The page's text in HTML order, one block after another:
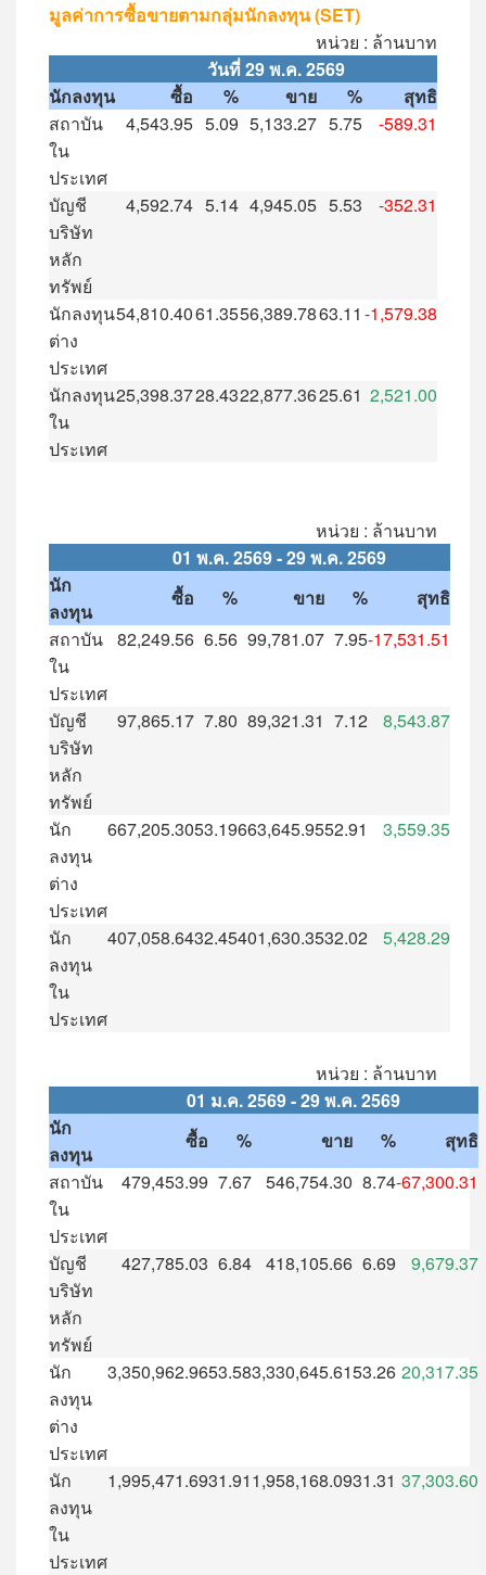
มูลค่าการซื้อขายตามกลุ่มนักลงทุน (SET)
หน่วย : ล้านบาท
วันที่29พ.ค. 2569
นักลงทุน
ซื้อ % ขาย %
สุทธิ
สถาบัน
ใน
ประเทศ
4,543.95 5.09 5,133.27 5.75 -589.31
บัญชี
บริษัท
หลัก
ทรัพย์
4,592.74 5.14 4,945.05 5.53 -352.31
นักลงทุน
ต่าง
ประเทศ
54,810.4061.3556,389.7863.11 -1,579.38
นักลงทุน
ใน
ประเทศ
25,398.3728.4322,877.3625.61 2,521.00
หน่วย : ล้านบาท
01 พ.ค. 2569 - 29พ.ค. 2569
นัก
ลงทุน
ซื้อ % ขาย %
สุทธิ
สถาบัน
ใน
ประเทศ
82,249.56 6.56 99,781.07 7.95-17,531.51
บัญชี
บริษัท
หลัก
ทรัพย์
97,865.17 7.80 89,321.31 7.12 8,543.87
นัก
ลงทุน
ต่าง
ประเทศ
667,205.3053.19663,645.9552.91 3,559.35
นัก
ลงทุน
ใน
ประเทศ
407,058.6432.45401,630.3532.02 5,428.29
หน่วย : ล้านบาท
01 ม.ค. 2569 - 29พ.ค. 2569
นัก
ลงทุน
ซื้อ % ขาย %
สุทธิ
สถาบัน
ใน
ประเทศ
479,453.99 7.67 546,754.30 8.74-67,300.31
บัญชี
บริษัท
หลัก
ทรัพย์
427,785.03 6.84 418,105.66 6.69 9,679.37
นัก
ลงทุน
ต่าง
ประเทศ
3,350,962.9653.583,330,645.6153.26 20,317.35
นัก
ลงทุน
ใน
ประเทศ
1,995,471.6931.911,958,168.0931.31 37,303.60